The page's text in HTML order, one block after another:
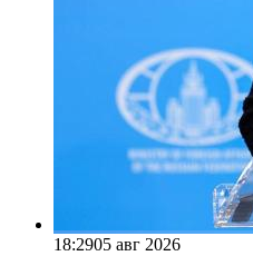
18:2905 авг 2026